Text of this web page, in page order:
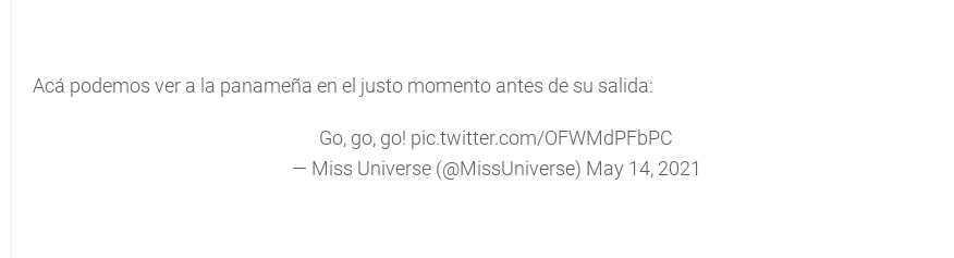
Acá podemos ver a la panameña en el justo momento antes de su salida:
Go, go, go! pic.twitter.com/OFWMdPFbPC
— Miss Universe (@MissUniverse) May 14, 2021